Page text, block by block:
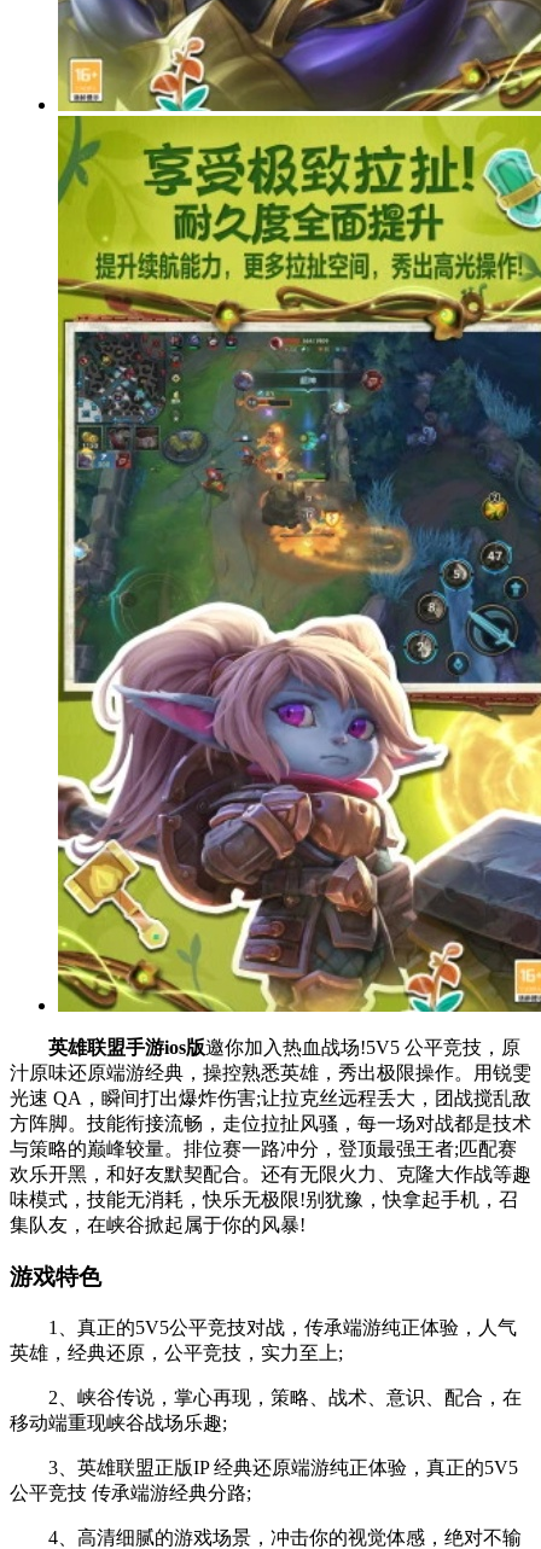
英雄联盟手游ios版邀你加入热血战场!5V5 公平竞技，原
汁原味还原端游经典，操控熟悉英雄，秀出极限操作。用锐雯
光速 QA，瞬间打出爆炸伤害;让拉克丝远程丢大，团战搅乱敌
方阵脚。技能衔接流畅，走位拉扯风骚，每一场对战都是技术
与策略的巅峰较量。排位赛一路冲分，登顶最强王者;匹配赛
欢乐开黑，和好友默契配合。还有无限火力、克隆大作战等趣
味模式，技能无消耗，快乐无极限!别犹豫，快拿起手机，召
集队友，在峡谷掀起属于你的风暴!
游戏特色
1、真正的5V5公平竞技对战，传承端游纯正体验，人气
英雄，经典还原，公平竞技，实力至上;
2、峡谷传说，掌心再现，策略、战术、意识、配合，在
移动端重现峡谷战场乐趣;
3、英雄联盟正版IP 经典还原端游纯正体验，真正的5V5
公平竞技 传承端游经典分路;
4、高清细腻的游戏场景，冲击你的视觉体感，绝对不输